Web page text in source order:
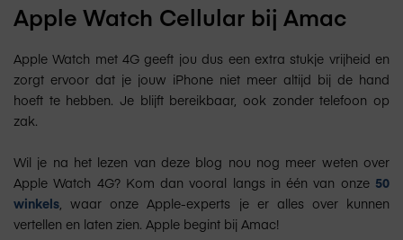
Apple Watch Cellular bij Amac
Apple Watch met 4G geeft jou dus een extra stukje vrijheid en
zorgt ervoor dat je jouw iPhone niet meer altijd bij de hand
hoeft te hebben. Je blijft bereikbaar, ook zonder telefoon op
zak.
Wil je na het lezen van deze blog nou nog meer weten over
Apple Watch 4G? Kom dan vooral langs in één van onze 50
winkels, waar onze Apple-experts je er alles over kunnen
vertellen en laten zien. Apple begint bij Amac!